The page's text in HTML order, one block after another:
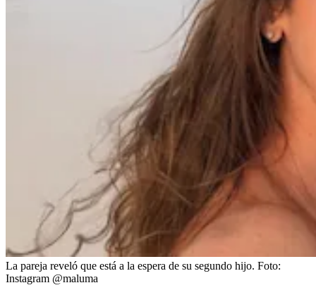
La pareja reveló que está a la espera de su segundo hijo. Foto:
Instagram @maluma